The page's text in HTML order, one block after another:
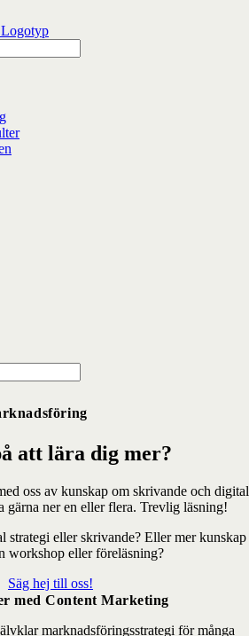
att lära dig mer?
oss av kunskap om skrivande och digital
gärna ner en eller flera. Trevlig läsning!
strategi eller skrivande? Eller mer kunskap
workshop eller föreläsning?
Säg hej till oss!
med Content Marketing
marknadsföringsstrategi för många